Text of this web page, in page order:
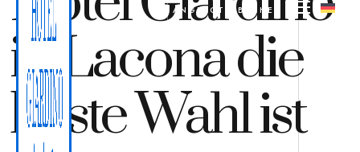
BUCHEN
ANGEBOT
in Lacona die
beste Wahl ist